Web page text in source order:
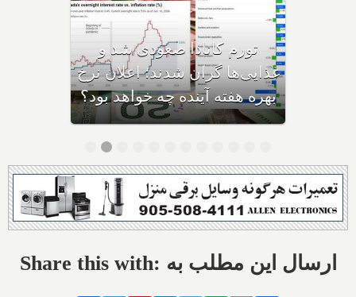
فردا آخرین روز بازپرداخت وام
۶۰,۰۰۰ دلاری بیزینس‌های
کاناداست؛ نیمی از بیزینس‌ها در
حال ورشکستگی هستند
Share this with: ارسال این مطلب به